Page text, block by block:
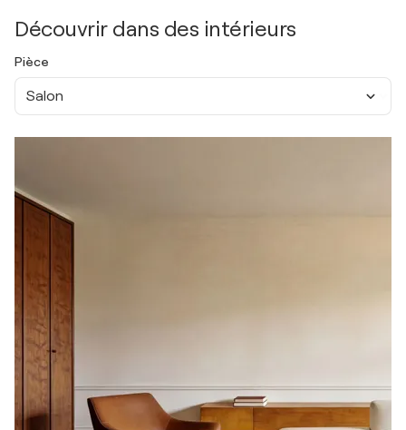
Découvrir dans des intérieurs
Pièce
Salon